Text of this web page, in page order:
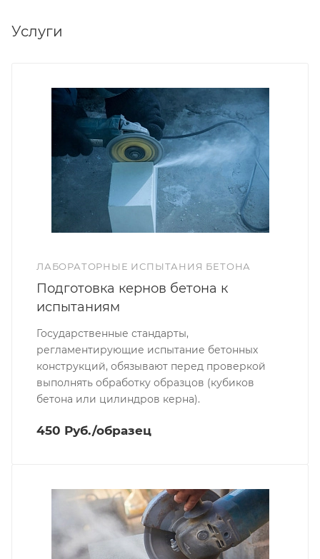
Услуги
ЛАБОРАТОРНЫЕ ИСПЫТАНИЯ БЕТОНА
Подготовка кернов бетона к
испытаниям
Государственные стандарты,
регламентирующие испытание бетонных
конструкций, обязывают перед проверкой
выполнять обработку образцов (кубиков
бетона или цилиндров керна).
450 Руб./образец